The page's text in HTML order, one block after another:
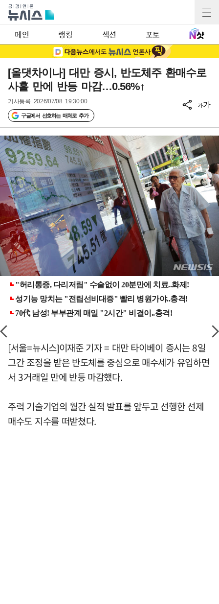
메인 랭킹 섹션 포토
[올댓차이나] 대만 증시, 반도체주 환매수로
사흘 만에 반등 마감…0.56%↑
기사등록 2026/07/08 19:30:00
구글에서 선호하는 매체로 추가
가가
[서울=뉴시스]이재준 기자 = 대만 타이베이 증시는 8일
그간 조정을 받은 반도체를 중심으로 매수세가 유입하면
서 3거래일 만에 반등 마감했다.
주력 기술기업의 월간 실적 발표를 앞두고 선행한 선제
매수도 지수를 떠받쳤다.